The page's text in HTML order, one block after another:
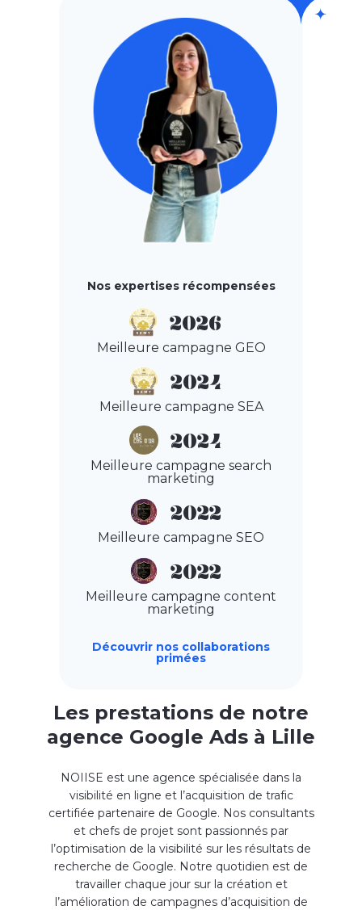
Nos expertises récompensées
2026
Meilleure campagne GEO
2024
Meilleure campagne SEA
2024
Meilleure campagne search
marketing
2022
Meilleure campagne SEO
2022
Meilleure campagne content
marketing
Découvrir nos collaborations
primées
Les prestations de notre
agence Google Ads à Lille
NOIISE est une agence spécialisée dans la
visibilité en ligne et l’acquisition de trafic
certifiée partenaire de Google. Nos consultants
et chefs de projet sont passionnés par
l’optimisation de la visibilité sur les résultats de
recherche de Google. Notre quotidien est de
travailler chaque jour sur la création et
l’amélioration de campagnes d’acquisition de